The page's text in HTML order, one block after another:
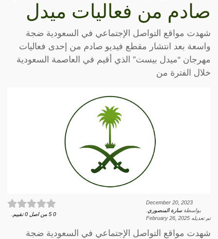
صادم من فعاليات ميدل
شهدت مواقع التواصل الإجتماعي في السعودية ضجة
واسعة بعد انتشار مقطع فيديو صادم من إحدى فعاليات
مهرجان “ميدل بيست” الذي أقيم في العاصمة السعودية
خلال الفترة من
December 20, 2023
بواسطةسارة المنصوري
تم تعديله February 26, 2025
0
5 من اصل 0 تقييم.
شهدت مواقع التواصل الإجتماعي في السعودية ضجة